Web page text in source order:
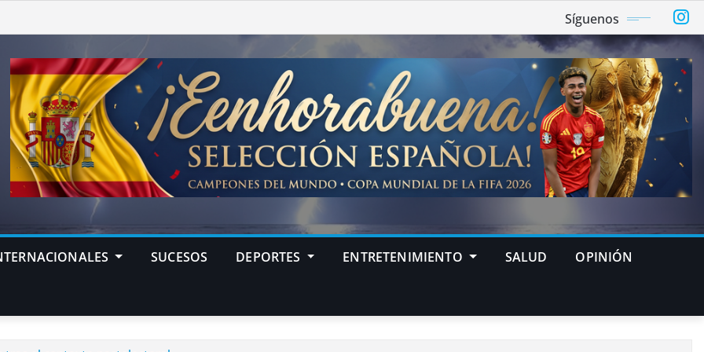
Síguenos
SUCESOS DEPORTES ENTRETENIMIENTO SALUD OPINIÓN